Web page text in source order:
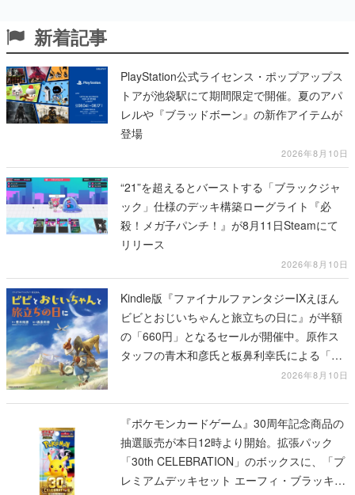
新着記事
PlayStation公式ライセンス・ポップアップス
トアが池袋駅にて期間限定で開催。夏のアパ
レルや『ブラッドボーン』の新作アイテムが
登場
2026年8月10日
“21”を超えるとバーストする「ブラックジャ
ック」仕様のデッキ構築ローグライト『必
殺！メガ子パンチ！』が8月11日Steamにて
リリース
2026年8月10日
Kindle版『ファイナルファンタジーIXえほん
ビビとおじいちゃんと旅立ちの日に』が半額
の「660円」となるセールが開催中。原作ス
タッフの青木和彦氏と板鼻利幸氏による「ビ
2026年8月10日
『ポケモンカードゲーム』30周年記念商品の
抽選販売が本日12時より開始。拡張パック
「30th CELEBRATION」のボックスに、「プ
レミアムデッキセット エーフィ・ブラッキ